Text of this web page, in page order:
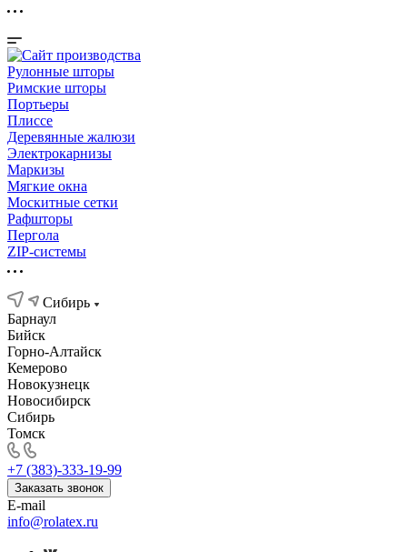
Рулонные шторы
Римские шторы
Портьеры
Плиссе
Деревянные жалюзи
Электрокарнизы
Маркизы
Мягкие окна
Москитные сетки
Рафшторы
Пергола
ZIP-системы
Сибирь
Барнаул
Бийск
Горно-Алтайск
Кемерово
Новокузнецк
Новосибирск
Сибирь
Томск
+7 (383)-333-19-99
Заказать звонок
E-mail
info@rolatex.ru